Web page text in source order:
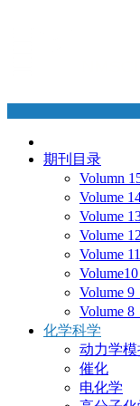
期刊目录
Volumn
Volume
Volume
Volume
Volume
Volume10
Volume 9
Volume 8
化学科学
动力学模
催化
电化学